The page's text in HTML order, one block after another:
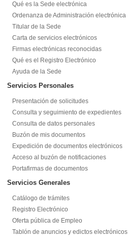
Qué es la Sede electrónica
Ordenanza de Administración electrónica
Titular de la Sede
Carta de servicios electrónicos
Firmas electrónicas reconocidas
Qué es el Registro Electrónico
Ayuda de la Sede
Servicios Personales
Presentación de solicitudes
Consulta y seguimiento de expedientes
Consulta de datos personales
Buzón de mis documentos
Expedición de documentos electrónicos
Acceso al buzón de notificaciones
Portafirmas de documentos
Servicios Generales
Catálogo de trámites
Registro Electrónico
Oferta pública de Empleo
Tablón de anuncios y edictos electrónicos